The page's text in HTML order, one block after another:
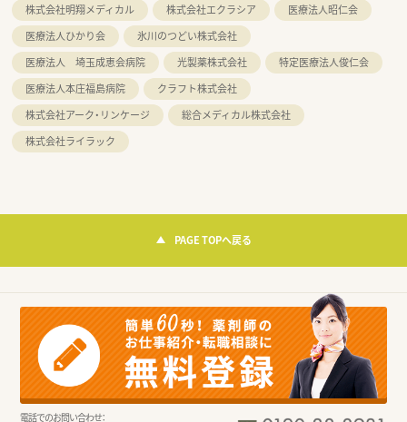
株式会社明翔メディカル
株式会社エクラシア
医療法人昭仁会
医療法人ひかり会
氷川のつどい株式会社
医療法人 埼玉成恵会病院
光製薬株式会社
特定医療法人俊仁会
医療法人本庄福島病院
クラフト株式会社
株式会社アーク・リンケージ
総合メディカル株式会社
株式会社ライラック
PAGE TOPへ戻る
電話でのお問い合わせ：